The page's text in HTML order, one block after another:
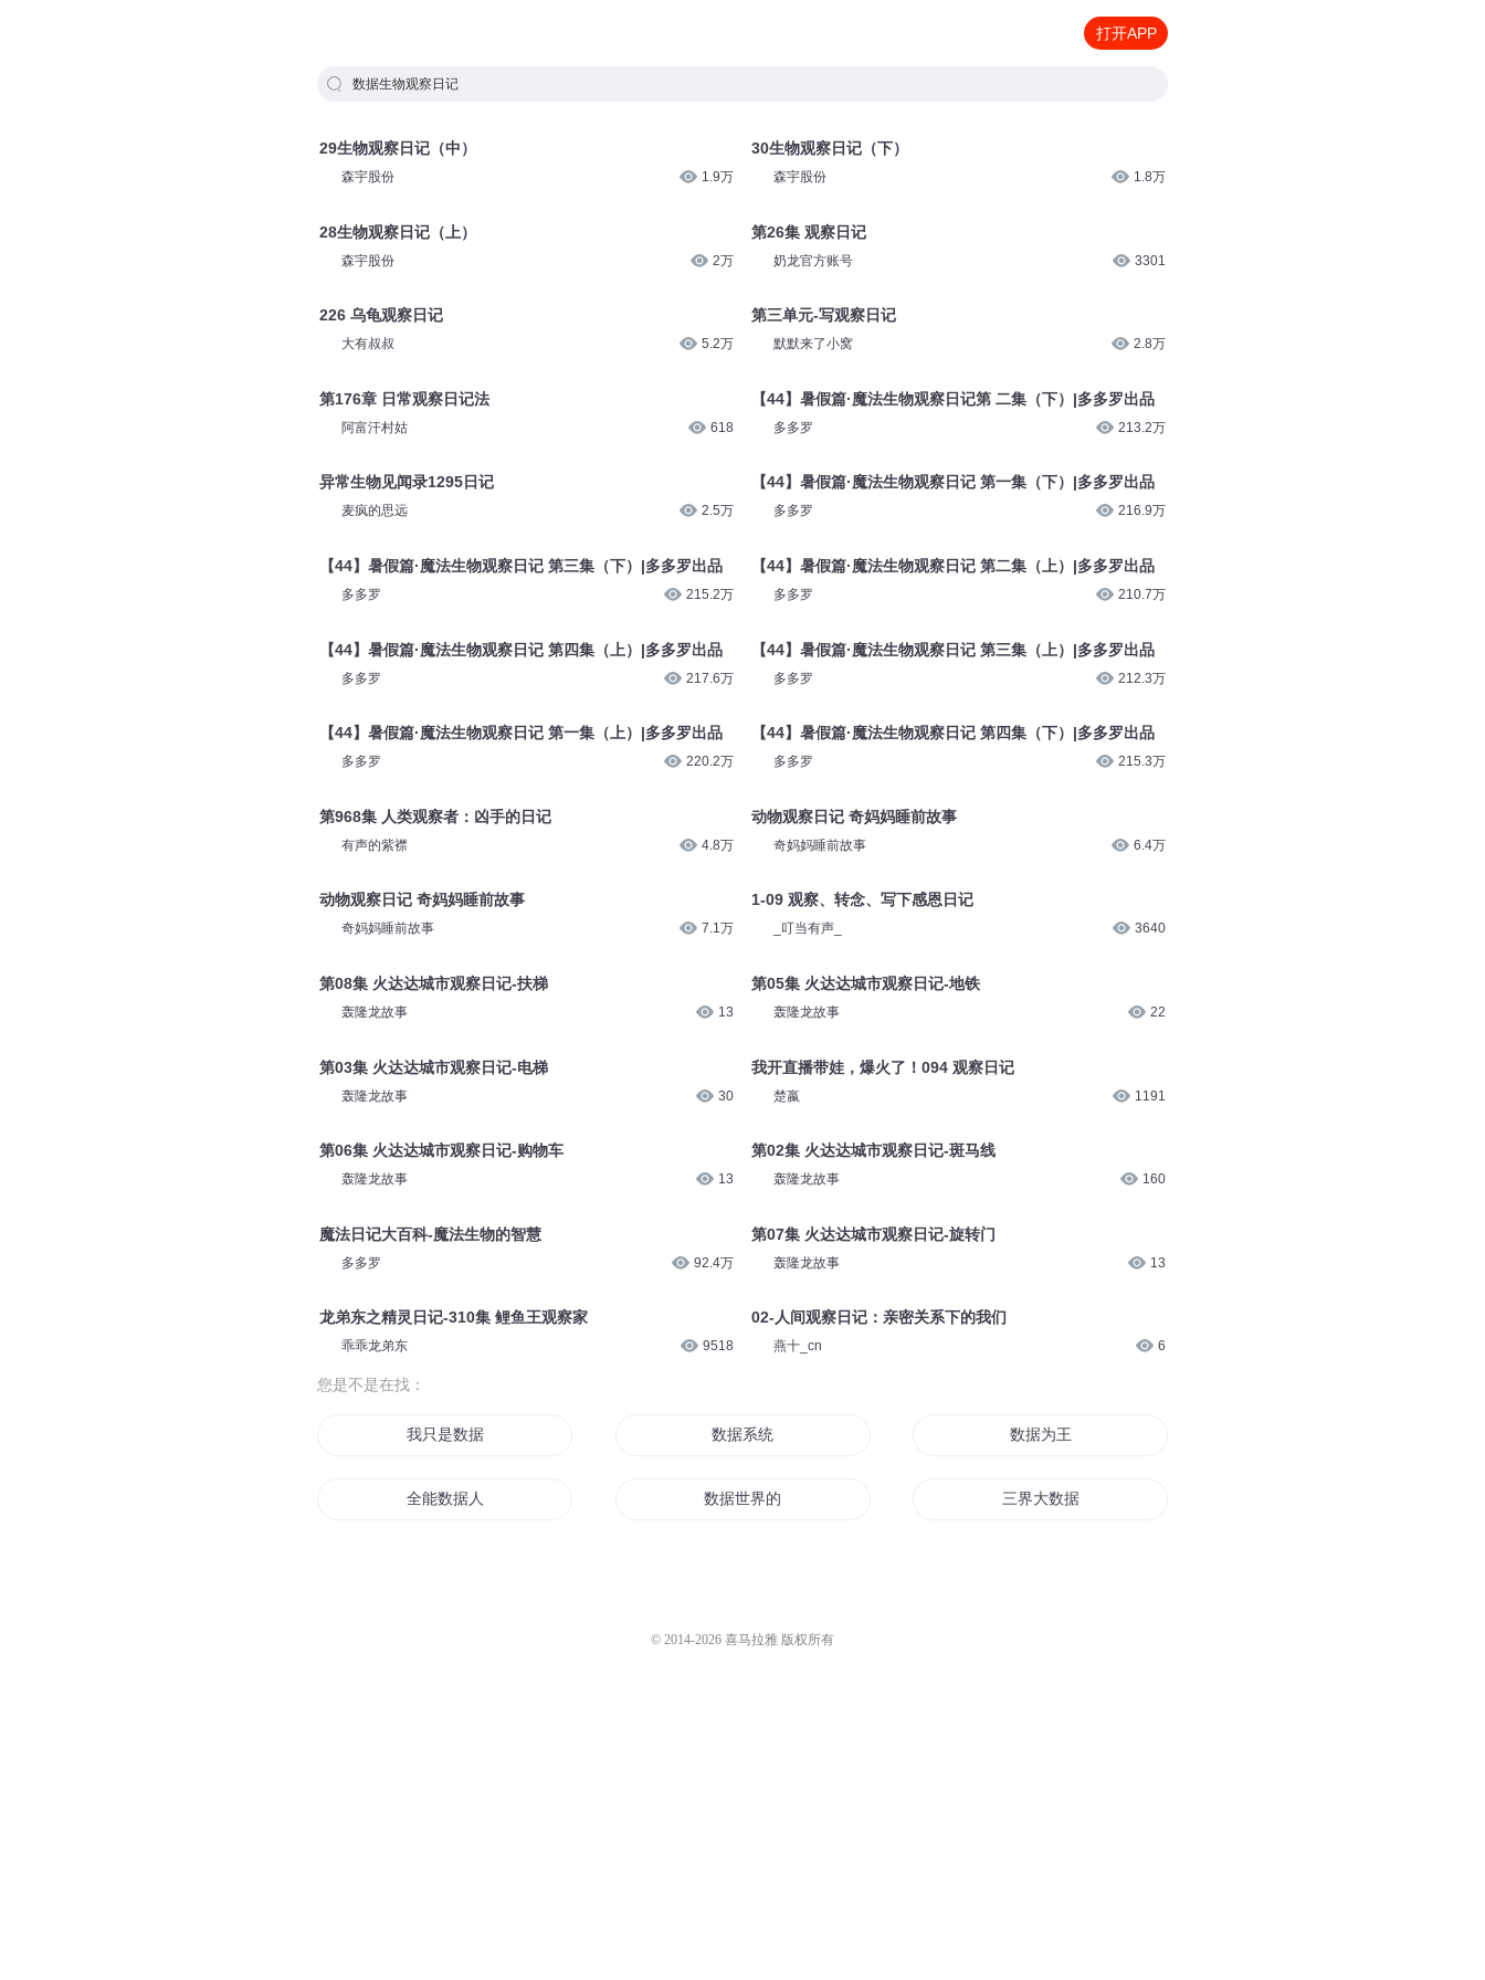
打开APP
数据生物观察日记
29生物观察日记（中）
森宇股份 1.9万
28生物观察日记（上）
森宇股份 2万
226 乌龟观察日记
大有叔叔 5.2万
第176章 日常观察日记法
阿富汗村姑 618
异常生物见闻录1295日记
麦疯的思远 2.5万
【44】暑假篇·魔法生物观察日记 第三集（下）|多多罗出品
多多罗 215.2万
【44】暑假篇·魔法生物观察日记 第四集（上）|多多罗出品
多多罗 217.6万
【44】暑假篇·魔法生物观察日记 第一集（上）|多多罗出品
多多罗 220.2万
第968集 人类观察者：凶手的日记
有声的紫襟 4.8万
动物观察日记 奇妈妈睡前故事
奇妈妈睡前故事 7.1万
第08集 火达达城市观察日记-扶梯
轰隆龙故事 13
第03集 火达达城市观察日记-电梯
轰隆龙故事 30
第06集 火达达城市观察日记-购物车
轰隆龙故事 13
魔法日记大百科-魔法生物的智慧
多多罗 92.4万
龙弟东之精灵日记-310集 鲤鱼王观察家
乖乖龙弟东 9518
30生物观察日记（下）
森宇股份 1.8万
第26集 观察日记
奶龙官方账号 3301
第三单元-写观察日记
默默来了小窝 2.8万
【44】暑假篇·魔法生物观察日记第 二集（下）|多多罗出品
多多罗 213.2万
【44】暑假篇·魔法生物观察日记 第一集（下）|多多罗出品
多多罗 216.9万
【44】暑假篇·魔法生物观察日记 第二集（上）|多多罗出品
多多罗 210.7万
【44】暑假篇·魔法生物观察日记 第三集（上）|多多罗出品
多多罗 212.3万
【44】暑假篇·魔法生物观察日记 第四集（下）|多多罗出品
多多罗 215.3万
动物观察日记 奇妈妈睡前故事
奇妈妈睡前故事 6.4万
1-09 观察、转念、写下感恩日记
_叮当有声_ 3640
第05集 火达达城市观察日记-地铁
轰隆龙故事 22
我开直播带娃，爆火了！094 观察日记
楚嬴 1191
第02集 火达达城市观察日记-斑马线
轰隆龙故事 160
第07集 火达达城市观察日记-旋转门
轰隆龙故事 13
02-人间观察日记：亲密关系下的我们
燕十_cn 6
您是不是在找：
我只是数据 数据系统 数据为王
全能数据人生 数据世界的穿越者 三界大数据
© 2014-2026 喜马拉雅 版权所有